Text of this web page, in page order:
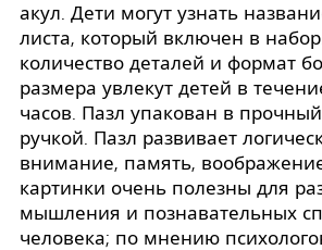
акул. Дети могут узнать
листа, который включен в
количество деталей и формат
размера увлекут детей в
часов. Пазл упакован в прочный
ручкой. Пазл развивает
внимание, память,
картинки очень полезны для
мышления и познавательных
человека; по мнению